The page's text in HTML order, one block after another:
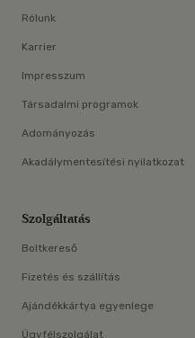
Rólunk
Karrier
Impresszum
Társadalmi programok
Adományozás
Akadálymentesítési nyilatkozat
Szolgáltatás
Boltkereső
Fizetés és szállítás
Ajándékkártya egyenlege
Ügyfélszolgálat